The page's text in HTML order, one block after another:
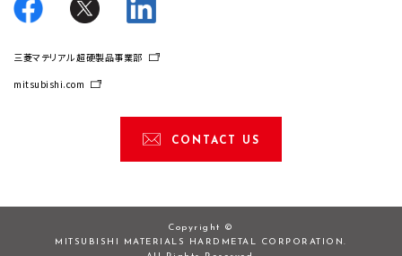
三菱マテリアル 超硬製品事業部
mitsubishi.com
CONTACT US
Copyright ©
MITSUBISHI MATERIALS HARDMETAL CORPORATION.